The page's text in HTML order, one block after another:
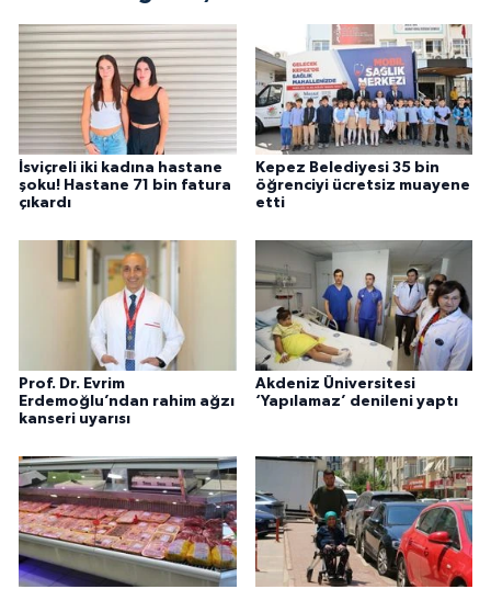
İsviçreli iki kadına hastane
şoku! Hastane 71 bin fatura
çıkardı
Kepez Belediyesi 35 bin
öğrenciyi ücretsiz muayene
etti
Prof. Dr. Evrim
Erdemoğlu’ndan rahim ağzı
kanseri uyarısı
Akdeniz Üniversitesi
‘Yapılamaz’ denileni yaptı